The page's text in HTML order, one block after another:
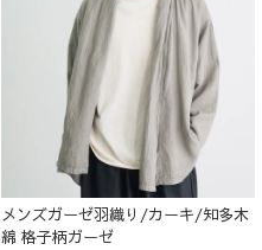
メンズガーゼ羽織り/カーキ/知多木
綿 格子柄ガーゼ